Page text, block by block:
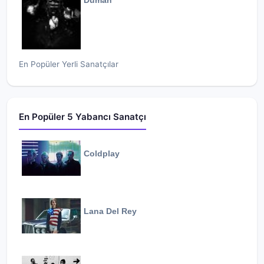
En Popüler Yerli Sanatçılar
En Popüler 5 Yabancı Sanatçı
Coldplay
Lana Del Rey